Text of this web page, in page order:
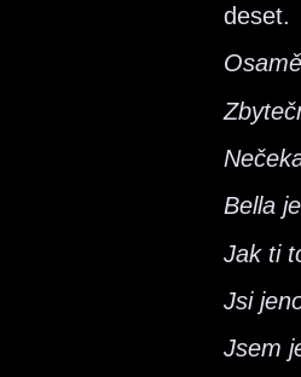
deset.
Bella
Jak ti
Jsi
Jsem